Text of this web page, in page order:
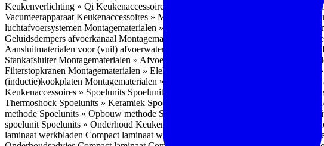
Keukenverlichting » Qi Keukenaccessoires » Losse keukenapparaten Losse
Vacumeerapparaat Keukenaccessoires » Montagematerialen Montagematerialen »
luchtafvoersystemen Montagematerialen » Flexibele (ronde) afvoerslangen
Geluidsdempers afvoerkanaal Montagematerialen » Aansluitmaterialen
Aansluitmaterialen voor (vuil) afvoerwater sifons
Montagematerialen » 1.2.1
StankafsluiterMontagematerialen » Afvoerpluggen t.b.v. spoelunits
Filterstopkranen Montagematerialen » Elektra aansluitmateriaal Montagematerialen
(inductie)kookplaten Montagematerialen » Combiregelaar Montagematerialen »
Keukenaccessoires » Spoelunits Spoelunits » Types/soorten Spoelunits » Materialen
Thermoshock Spoelunits » Keramiek Spoelunits » Tegelbakken Spoelunits »
methode Spoelunits » Opbouw methode Spoelunits » Onderbouw methode
spoelunit Spoelunits » Onderhoud Keukenwerkbladen Keukenwerkbladen »
laminaat werkbladen Compact laminaat werkbladen » Nadelen Compact laminaat